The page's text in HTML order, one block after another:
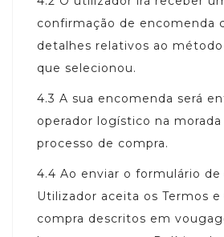
confirmação de encomenda
detalhes relativos ao
que selecionou.
4.3 A sua encomenda será
operador logístico na
processo de compra.
4.4 Ao enviar o formulário
Utilizador aceita os Termos
compra descritos em